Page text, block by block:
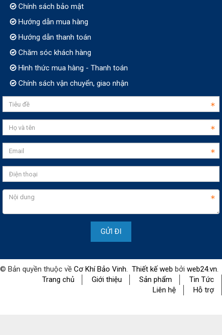
Chính sách bảo mật
Hướng dẫn mua hàng
Hướng dẫn thanh toán
Chăm sóc khách hàng
Hình thức mua hàng - Thanh toán
Chính sách vận chuyển, giao nhận
© Bản quyền thuộc về Cơ Khí Bảo Vinh. Thiết kế web bởi web24.vn.
Trang chủ
Giới thiệu Sản phẩm
Tin Tức
Liên hệ
Hỗ trợ